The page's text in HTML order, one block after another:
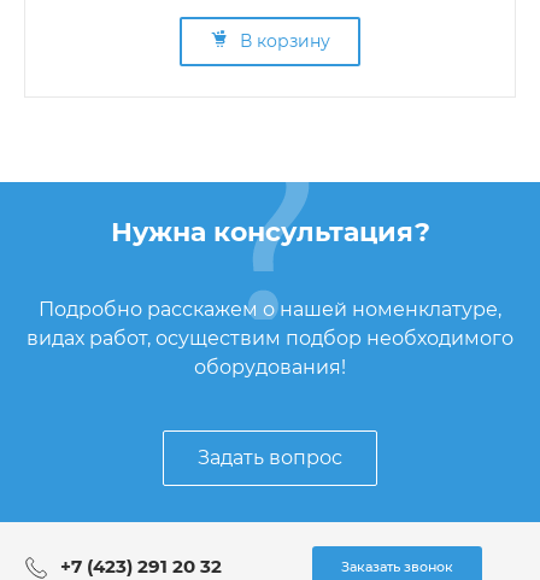
В корзину
Нужна консультация?
Подробно расскажем о нашей номенклатуре,
видах работ, осуществим подбор необходимого
оборудования!
Задать вопрос
+7 (423) 291 20 32 Заказать звонок